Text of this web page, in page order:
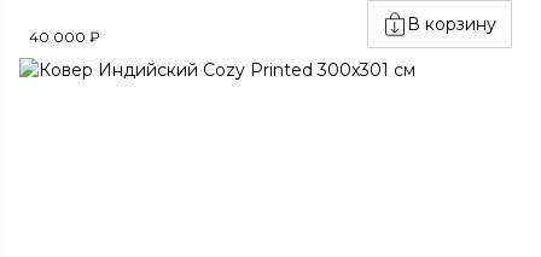
40 000 ₽
В корзину